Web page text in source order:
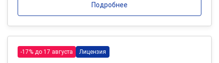
Подробнее
-17% до 17 августа Лицензия